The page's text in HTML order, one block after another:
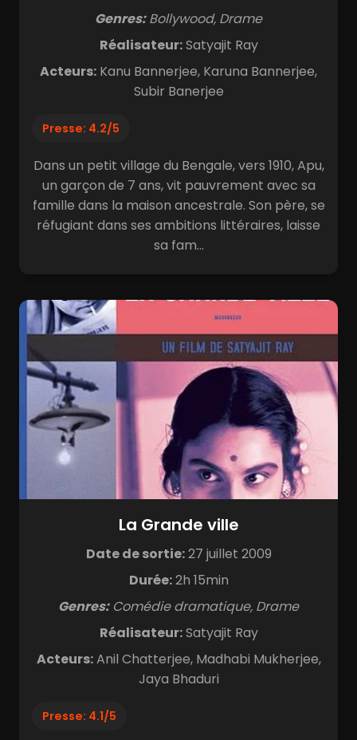
Genres:Bollywood, Drame
Réalisateur:Satyajit Ray
Acteurs: Kanu Bannerjee, Karuna Bannerjee,
Subir Banerjee
Presse: 4.2/5
Dans un petit village du Bengale, vers 1910, Apu,
un garçon de 7 ans, vit pauvrement avec sa
famille dans la maison ancestrale. Son père, se
réfugiant dans ses ambitions littéraires, laisse
sa fam...
La Grande ville
Date de sortie:27 juillet 2009
Durée:2h 15min
Genres:Comédie dramatique, Drame
Réalisateur:Satyajit Ray
Acteurs:Anil Chatterjee, Madhabi Mukherjee,
Jaya Bhaduri
Presse: 4.1/5